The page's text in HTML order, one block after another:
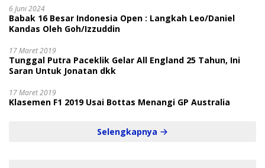
6 Juni 2024
Babak 16 Besar Indonesia Open : Langkah Leo/Daniel
Kandas Oleh Goh/Izzuddin
17 Maret 2019
Tunggal Putra Paceklik Gelar All England 25 Tahun, Ini
Saran Untuk Jonatan dkk
17 Maret 2019
Klasemen F1 2019 Usai Bottas Menangi GP Australia
Selengkapnya